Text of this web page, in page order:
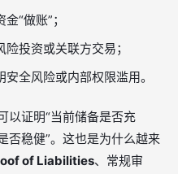
“做账”；
投资或关联方交易；
全风险或内部权限滥用。
证明“当前储备是否充
否稳健”。这也是为什么越来
of Liabilities、常规审